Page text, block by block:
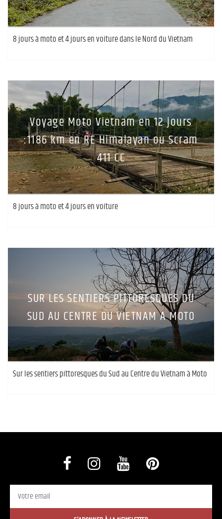
8 jours à moto et 4 jours en voiture dans le Nord du Vietnam
Voyage Moto Vietnam en 12 jours
:1186 km en RE Himalayan ou Scram
411 CC
8 jours à moto et 4 jours en voiture
SUR LES SENTIERS PITTORESQUES DU
SUD AU CENTRE DU VIETNAM A MOTO
Sur les sentiers pittoresques du Sud au Centre du Vietnam à Moto